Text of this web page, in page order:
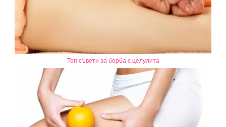
Топ съвети за борба с целулита